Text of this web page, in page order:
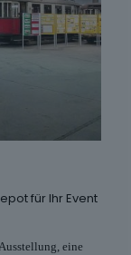
für Ihr Event
eine